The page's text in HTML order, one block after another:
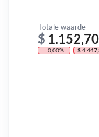
Totale waarde
$ 1.152,70
- 0,00% - $